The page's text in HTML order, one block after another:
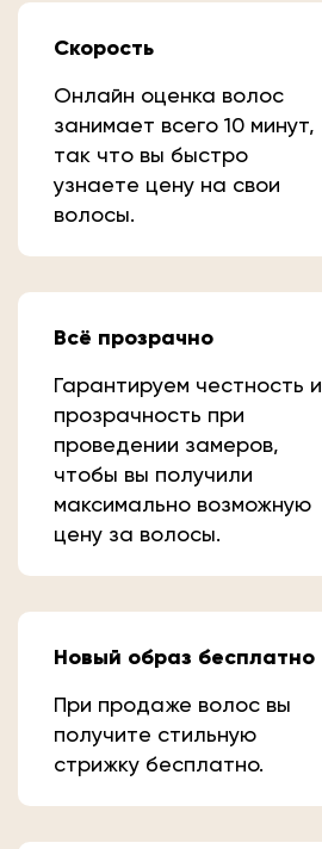
Скорость
Онлайн оценка волос
занимает всего 10 минут,
так что вы быстро
узнаете цену на свои
волосы.
Всё прозрачно
Гарантируем честность и
прозрачность при
проведении замеров,
чтобы вы получили
максимально возможную
цену за волосы.
Новый образ бесплатно
При продаже волос вы
получите стильную
стрижку бесплатно.